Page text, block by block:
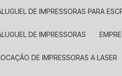
DE IMPRESSORAS PARA
DE IMPRESSORAS
DE IMPRESSORAS A LASER